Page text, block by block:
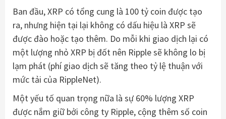
Ban đầu, XRP có tổng cung là 100 tỷ coin được tạo
ra, nhưng hiện tại lại không có dấu hiệu là XRP sẽ
được đào hoặc tạo thêm. Do mỗi khi giao dịch lại có
một lượng nhỏ XRP bị đốt nên Ripple sẽ không lo bị
lạm phát (phí giao dịch sẽ tăng theo tỷ lệ thuận với
mức tải của RippleNet).
Một yếu tố quan trọng nữa là sự 60% lượng XRP
được nắm giữ bởi công ty Ripple, cộng thêm số coin